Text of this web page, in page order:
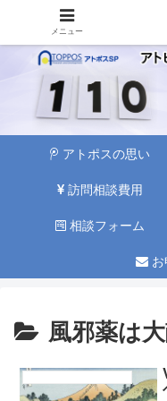
アトポスの思い
訪問相談費用
相談フォーム
風邪薬は
メニュー